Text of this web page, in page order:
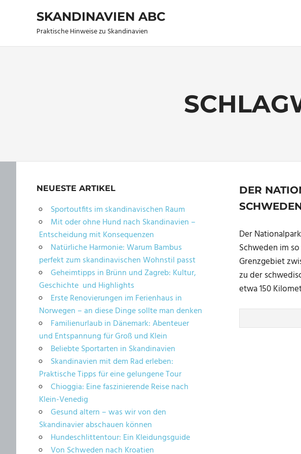
SKANDINAVIEN ABC
Praktische Hinweise zu Skandinavien
DER
Der
Schweden im
Grenzgebiet
zu der
etwa 150
NEUESTE ARTIKEL
Sportoutfits im skandinavischen Raum
Mit oder ohne Hund nach Skandinavien –
Entscheidung mit Konsequenzen
Natürliche Harmonie: Warum Bambus
perfekt zum skandinavischen Wohnstil passt
Geheimtipps in Brünn und Zagreb: Kultur,
Geschichte und Highlights
Erste Renovierungen im Ferienhaus in
Norwegen – an diese Dinge sollte man denken
Familienurlaub in Dänemark: Abenteuer
und Entspannung für Groß und Klein
Beliebte Sportarten in Skandinavien
Skandinavien mit dem Rad erleben:
Praktische Tipps für eine gelungene Tour
Chioggia: Eine faszinierende Reise nach
Klein-Venedig
Gesund altern – was wir von den
Skandinavier abschauen können
Hundeschlittentour: Ein Kleidungsguide
Von Schweden nach Kroatien